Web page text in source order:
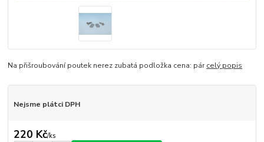
Na přišroubování poutek nerez zubatá podložka cena: párcelý popis
Nejsme plátci DPH
220 Kč/ks